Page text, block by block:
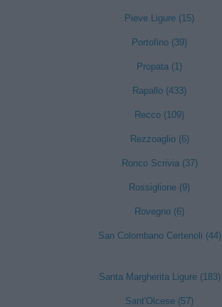
Pieve Ligure (15)
Portofino (39)
Propata (1)
Rapallo (433)
Recco (109)
Rezzoaglio (6)
Ronco Scrivia (37)
Rossiglione (9)
Rovegno (6)
San Colombano Certenoli (44)
Santa Margherita Ligure (183)
Sant'Olcese (57)